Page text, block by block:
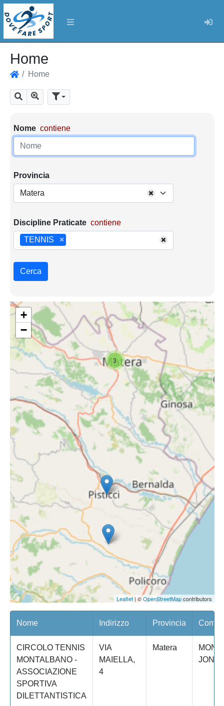
Home
Home
Cerca Mostra tutti i risultati
Parametri di ricerca
Nome contiene
Provincia
Matera
Discipline Praticate contiene
×
TENNIS
Cerca
3
+
−
Leaflet| ©OpenStreetMapcontributors
Nome Indirizzo Provincia
CIRCOLO TENNIS
MONTALBANO -
ASSOCIAZIONE
SPORTIVA
DILETTANTISTICA
VIA
MAIELLA,
4
Matera